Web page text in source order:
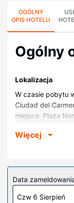
OGÓLNY
OPIS HOTELU
Ogólny
Lokalizacja
W czasie pobytu
Ciudad del
miejsca: Plaża
3,7 km od atrakcji
Poczuj się jak w
pokojach,
Więcej
Data
Czw 6 Sierpień